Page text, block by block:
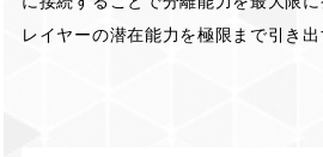
レイヤーの潜在能力を極限まで引き出